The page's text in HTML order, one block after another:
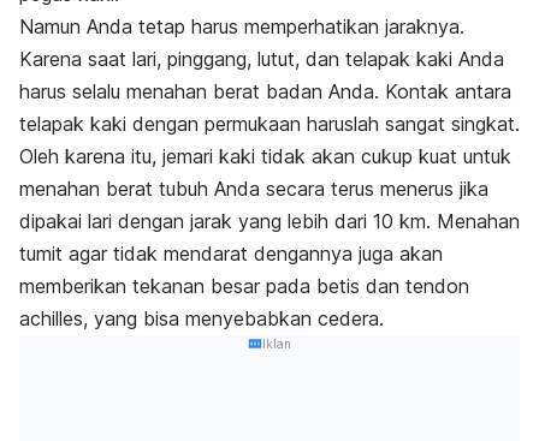
Namun Anda tetap harus memperhatikan jaraknya.
Karena saat lari, pinggang, lutut, dan telapak kaki Anda
harus selalu menahan berat badan Anda. Kontak antara
telapak kaki dengan permukaan haruslah sangat singkat.
Oleh karena itu, jemari kaki tidak akan cukup kuat untuk
menahan berat tubuh Anda secara terus menerus jika
dipakai lari dengan jarak yang lebih dari 10 km. Menahan
tumit agar tidak mendarat dengannya juga akan
memberikan tekanan besar pada betis dan tendon
achilles, yang bisa menyebabkan cedera.
Iklan